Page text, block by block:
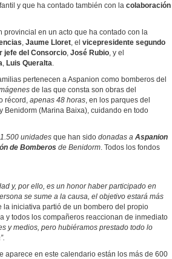
y que ha contado también con la colaboración
provincial en un acto que ha contado con la
, Jaume Lloret, el vicepresidente segundo
jefe del Consorcio, José Rubio, y el
, Luis Queralta.
pertenecen a Aspanion como bomberos del
de las que consta son obras del
récord, apenas 48 horas, en los parques del
Benidorm (Marina Baixa), cuidando en todo
unidades que han sido donadas a Aspanion
de Bomberos de Benidorm. Todos los fondos
y, por ello, es un honor haber participado en
se sume a la causa, el objetivo estará más
iniciativa partió de un bombero del propio
y todos los compañeros reaccionan de inmediato
y medios, pero hubiéramos prestado todo lo
aparece en este calendario están los más de 600